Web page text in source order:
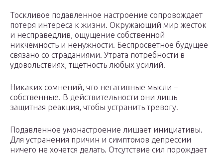
Тоскливое подавленное настроение сопровождает
потеря интереса к жизни. Окружающий мир жесток
и несправедлив, ощущение собственной
никчемность и ненужности. Беспросветное будущее
связано со страданиями. Утрата потребности в
удовольствиях, тщетность любых усилий.
Никаких сомнений, что негативные мысли –
собственные. В действительности они лишь
защитная реакция, чтобы устранить тревогу.
Подавленное умонастроение лишает инициативы.
Для устранения причин и симптомов депрессии
ничего не хочется делать. Отсутствие сил порождает